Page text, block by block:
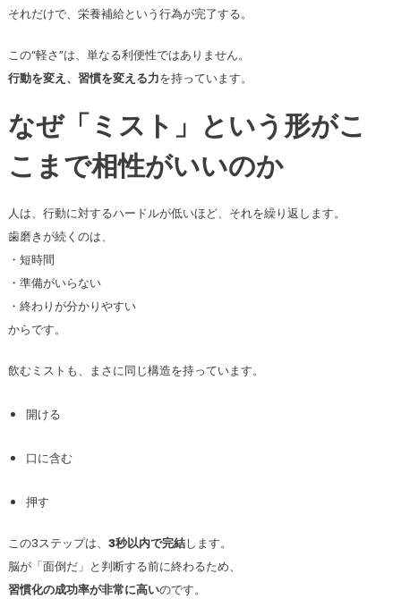
それだけで、栄養補給という行為が完了する。
この“軽さ”は、単なる利便性ではありません。
行動を変え、習慣を変える力を持っています。
なぜ「ミスト」という形がこ
こまで相性がいいのか
人は、行動に対するハードルが低いほど、それを繰り返します。
歯磨きが続くのは、
・短時間
・準備がいらない
・終わりが分かりやすい
からです。
飲むミストも、まさに同じ構造を持っています。
開ける
口に含む
押す
この3ステップは、 3秒以内で完結します。
脳が「面倒だ」と判断する前に終わるため、
習慣化の成功率が非常に高いのです。